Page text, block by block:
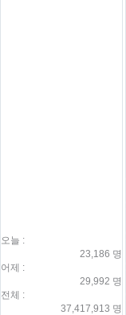
오늘 :
23,186 명
어제 :
29,992 명
전체 :
37,417,913 명